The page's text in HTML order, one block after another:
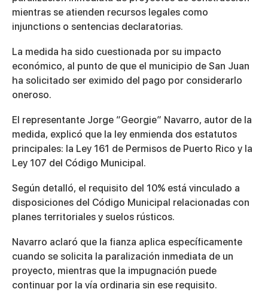
mientras se atienden recursos legales como
injunctions o sentencias declaratorias.
La medida ha sido cuestionada por su impacto
económico, al punto de que el municipio de San Juan
ha solicitado ser eximido del pago por considerarlo
oneroso.
El representante Jorge “Georgie” Navarro, autor de la
medida, explicó que la ley enmienda dos estatutos
principales: la Ley 161 de Permisos de Puerto Rico y la
Ley 107 del Código Municipal.
Según detalló, el requisito del 10% está vinculado a
disposiciones del Código Municipal relacionadas con
planes territoriales y suelos rústicos.
Navarro aclaró que la fianza aplica específicamente
cuando se solicita la paralización inmediata de un
proyecto, mientras que la impugnación puede
continuar por la vía ordinaria sin ese requisito.